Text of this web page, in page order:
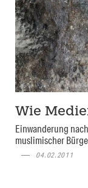
Wie
Einwanderung
muslimischer
04.02.2011